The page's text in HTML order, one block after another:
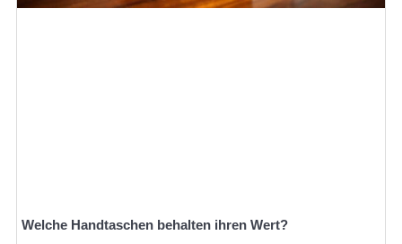
Welche Handtaschen behalten ihren Wert?